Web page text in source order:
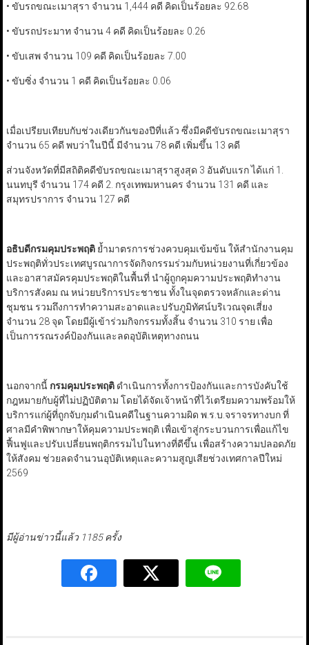
• ขับรถขณะเมาสุรา จำนวน 1,444 คดี คิดเป็นร้อยละ 92.68
• ขับรถประมาท จำนวน 4 คดี คิดเป็นร้อยละ 0.26
• ขับเสพ จำนวน 109 คดี คิดเป็นร้อยละ 7.00
• ขับซิ่ง จำนวน 1 คดี คิดเป็นร้อยละ 0.06
เมื่อเปรียบเทียบกับช่วงเดียวกันของปีที่แล้ว ซึ่งมีคดีขับรถขณะเมาสุรา
จำนวน 65 คดี พบว่าในปีนี้ มีจำนวน 78 คดี เพิ่มขึ้น 13 คดี
ส่วนจังหวัดที่มีสถิติคดีขับรถขณะเมาสุราสูงสุด 3 อันดับแรก ได้แก่ 1.
นนทบุรี จำนวน 174 คดี 2. กรุงเทพมหานคร จำนวน 131 คดี และ
สมุทรปราการ จำนวน 127 คดี
อธิบดีกรมคุมประพฤติย้ำมาตรการช่วงควบคุมเข้มข้น ให้สำนักงานคุม
ประพฤติทั่วประเทศบูรณาการจัดกิจกรรมร่วมกับหน่วยงานที่เกี่ยวข้อง
และอาสาสมัครคุมประพฤติในพื้นที่ นำผู้ถูกคุมความประพฤติทำงาน
บริการสังคม ณ หน่วยบริการประชาชน ทั้งในจุดตรวจหลักและด่าน
ชุมชน รวมถึงการทำความสะอาดและปรับภูมิทัศน์บริเวณจุดเสี่ยง
จำนวน 28 จุด โดยมีผู้เข้าร่วมกิจกรรมทั้งสิ้น จำนวน 310 ราย เพื่อ
เป็นการรณรงค์ป้องกันและลดอุบัติเหตุทางถนน
นอกจากนี้ กรมคุมประพฤติดำเนินการทั้งการป้องกันและการบังคับใช้
กฎหมายกับผู้ที่ไม่ปฏิบัติตาม โดยได้จัดเจ้าหน้าที่ไว้เตรียมความพร้อมให้
บริการแก่ผู้ที่ถูกจับกุมดำเนินคดีในฐานความผิด พ.ร.บ.จราจรทางบก ที่
ศาลมีคำพิพากษาให้คุมความประพฤติ เพื่อเข้าสู่กระบวนการเพื่อแก้ไข
ฟื้นฟูและปรับเปลี่ยนพฤติกรรมไปในทางที่ดีขึ้น เพื่อสร้างความปลอดภัย
ให้สังคม ช่วยลดจำนวนอุบัติเหตุและความสูญเสียช่วงเทศกาลปีใหม่
2569
มีผู้อ่านข่าวนี้แล้ว 1185 ครั้ง